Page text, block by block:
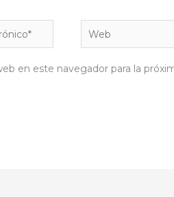
Web
en este navegador para la